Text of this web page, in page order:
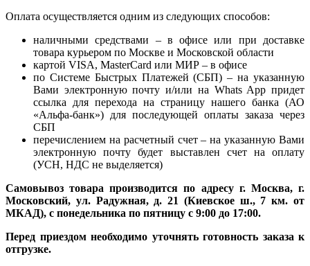
Оплата осуществляется одним из следующих способов:
наличными средствами – в офисе или при доставке
товара курьером по Москве и Московской области
картой VISA, MasterCard или МИР – в офисе
по Системе Быстрых Платежей (СБП) – на указанную
Вами электронную почту и/или на Whats App придет
ссылка для перехода на страницу нашего банка (АО
«Альфа-банк») для последующей оплаты заказа через
СБП
перечислением на расчетный счет – на указанную Вами
электронную почту будет выставлен счет на оплату
(УСН, НДС не выделяется)
Самовывоз товара производится по адресу г. Москва, г.
Московский, ул. Радужная, д. 21 (Киевское ш., 7 км. от
МКАД), с понедельника по пятницу с 9:00 до 17:00.
Перед приездом необходимо уточнять готовность заказа к
отгрузке.